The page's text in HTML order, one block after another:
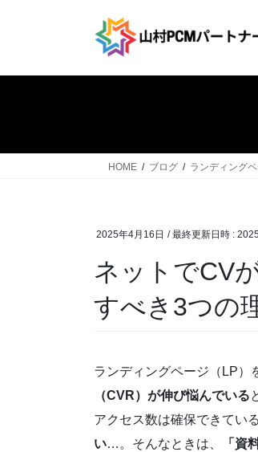
HOME ブログ ランディングペ
2025年4月16日 / 最終更新日時 :
ネットでCV
すべき3つの
ランディングページ（LP）
（CVR）が伸び悩んでいる
アクセス数は確保できている
い…。そんなときは、 「資